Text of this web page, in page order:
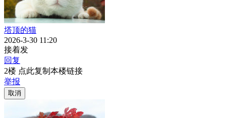
塔顶的猫
2026-3-30 11:20
接着发
回复
2楼 点此复制本楼链接
举报
取消